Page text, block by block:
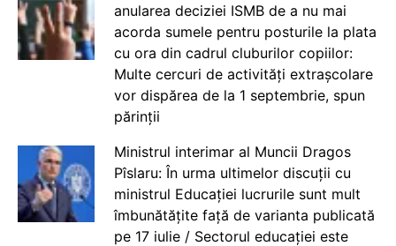
anularea deciziei ISMB de a nu mai
acorda sumele pentru posturile la plata
cu ora din cadrul cluburilor copiilor:
Multe cercuri de activități extrașcolare
vor dispărea de la 1 septembrie, spun
părinții
Ministrul interimar al Muncii Dragos
Pîslaru: În urma ultimelor discuții cu
ministrul Educației lucrurile sunt mult
îmbunătățite față de varianta publicată
pe 17 iulie / Sectorul educației este